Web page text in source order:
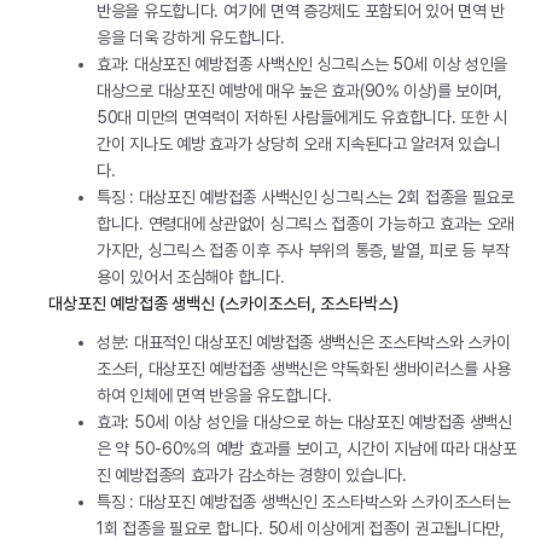
반응을 유도합니다. 여기에 면역 증강제도 포함되어 있어 면역 반
응을 더욱 강하게 유도합니다.
효과: 대상포진 예방접종 사백신인 싱그릭스는 50세 이상 성인을
대상으로 대상포진 예방에 매우 높은 효과(90% 이상)를 보이며,
50대 미만의 면역력이 저하된 사람들에게도 유효합니다. 또한 시
간이 지나도 예방 효과가 상당히 오래 지속된다고 알려져 있습니
다.
특징 : 대상포진 예방접종 사백신인 싱그릭스는 2회 접종을 필요로
합니다. 연령대에 상관없이 싱그릭스 접종이 가능하고 효과는 오래
가지만, 싱그릭스 접종 이후 주사 부위의 통증, 발열, 피로 등 부작
용이 있어서 조심해야 합니다.
대상포진 예방접종 생백신 (스카이조스터, 조스타박스)
성분: 대표적인 대상포진 예방접종 생백신은 조스타박스와 스카이
조스터, 대상포진 예방접종 생백신은 약독화된 생바이러스를 사용
하여 인체에 면역 반응을 유도합니다.
효과: 50세 이상 성인을 대상으로 하는 대상포진 예방접종 생백신
은 약 50-60%의 예방 효과를 보이고, 시간이 지남에 따라 대상포
진 예방접종의 효과가 감소하는 경향이 있습니다.
특징 : 대상포진 예방접종 생백신인 조스타박스와 스카이조스터는
1회 접종을 필요로 합니다. 50세 이상에게 접종이 권고됩니다만,